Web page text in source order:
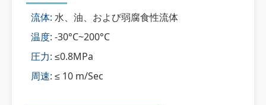
流体: 水、油、および弱腐食性流体
温度: -30°C~200°C
圧力: ≤0.8MPa
周速: ≤ 10 m/Sec